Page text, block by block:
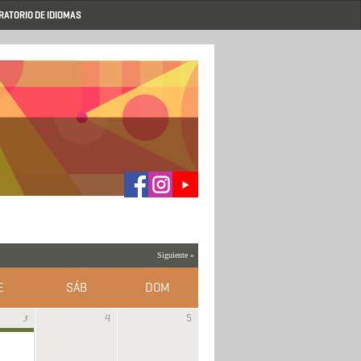
DE IDIOMAS
Siguiente »
SÁB DOM
3 4 5